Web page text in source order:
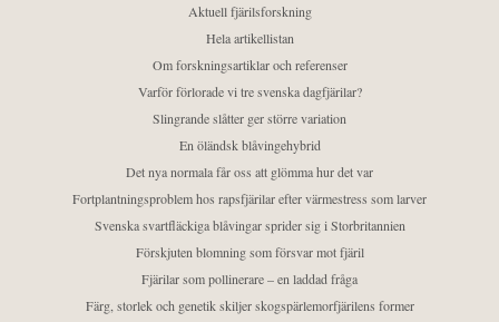
Aktuell fjärilsforskning
Hela artikellistan
Om forskningsartiklar och referenser
Varför förlorade vi tre svenska dagfjärilar?
Slingrande slåtter ger större variation
En öländsk blåvingehybrid
Det nya normala får oss att glömma hur det var
Fortplantningsproblem hos rapsfjärilar efter värmestress som larver
Svenska svartfläckiga blåvingar sprider sig i Storbritannien
Förskjuten blomning som försvar mot fjäril
Fjärilar som pollinerare – en laddad fråga
Färg, storlek och genetik skiljer skogspärlemorfjärilens former